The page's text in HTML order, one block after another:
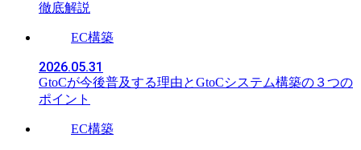
徹底解説
EC構築
2026.05.31
GtoCが今後普及する理由とGtoCシステム構築の３つの
ポイント
EC構築